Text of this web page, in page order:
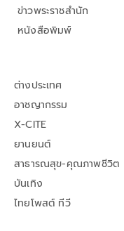
ข่าวพระราชสำนัก
หนังสือพิมพ์
ต่างประเทศ
อาชญากรรม
X-CITE
ยานยนต์
สาธารณสุข-คุณภาพชีวิต
บันเทิง
ไทยโพสต์ ทีวี